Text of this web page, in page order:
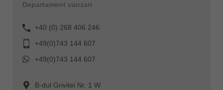
Departament vanzari
+40 (0) 268 406 246
+49(0)743 144 607
+49(0)743 144 607
B-dul Grivitei Nr. 1 W